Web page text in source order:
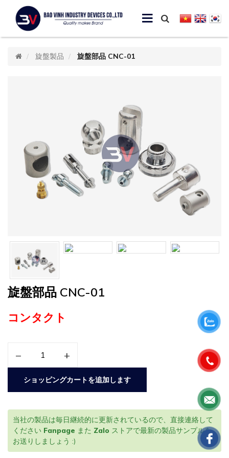
旋盤製品 旋盤部品 CNC-01
旋盤部品 CNC-01
コンタクト
– +
ショッピングカートを追加します
当社の製品は毎日継続的に更新されているので、直接連絡して
ください Fanpage また Zalo ストアで最新の製品サンプルを
お送りしましょう :)